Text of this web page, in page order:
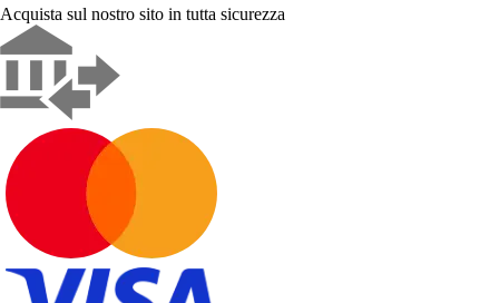
Acquista sul nostro sito in tutta sicurezza